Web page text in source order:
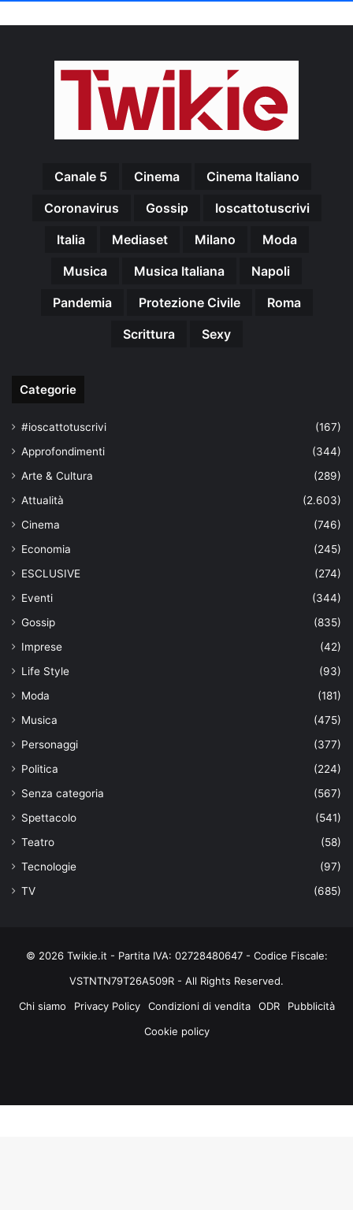
Canale 5 Cinema
Cinema Italiano
Coronavirus
Gossip
Ioscattotuscrivi
Italia
Mediaset Milano
Moda
Musica
Musica Italiana
Napoli
Pandemia
Protezione Civile
Roma
Scrittura
Sexy
Categorie
#ioscattotuscrivi
(167)
Approfondimenti
(344)
Arte & Cultura
(289)
Attualità
(2.603)
Cinema
(746)
Economia
(245)
ESCLUSIVE
(274)
Eventi
(344)
Gossip
(835)
Imprese
(42)
Life Style
(93)
Moda
(181)
Musica
(475)
Personaggi
(377)
Politica
(224)
Senza categoria
(567)
Spettacolo
(541)
Teatro
(58)
Tecnologie
(97)
TV
(685)
© 2026 Twikie.it - Partita IVA: 02728480647 - Codice Fiscale:
VSTNTN79T26A509R - All Rights Reserved.
Chi siamo
Privacy Policy Condizioni di vendita ODR
Pubblicità
Cookie policy
Tube